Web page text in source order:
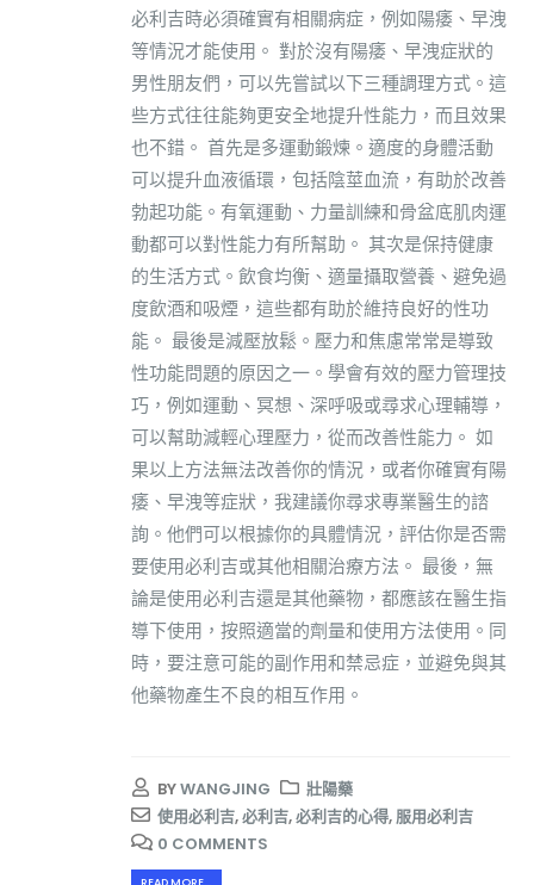
必利吉時必須確實有相關病症，例如陽痿、早洩
等情況才能使用。 對於沒有陽痿、早洩症狀的
男性朋友們，可以先嘗試以下三種調理方式。這
些方式往往能夠更安全地提升性能力，而且效果
也不錯。 首先是多運動鍛煉。適度的身體活動
可以提升血液循環，包括陰莖血流，有助於改善
勃起功能。有氧運動、力量訓練和骨盆底肌肉運
動都可以對性能力有所幫助。 其次是保持健康
的生活方式。飲食均衡、適量攝取營養、避免過
度飲酒和吸煙，這些都有助於維持良好的性功
能。 最後是減壓放鬆。壓力和焦慮常常是導致
性功能問題的原因之一。學會有效的壓力管理技
巧，例如運動、冥想、深呼吸或尋求心理輔導，
可以幫助減輕心理壓力，從而改善性能力。 如
果以上方法無法改善你的情況，或者你確實有陽
痿、早洩等症狀，我建議你尋求專業醫生的諮
詢。他們可以根據你的具體情況，評估你是否需
要使用必利吉或其他相關治療方法。 最後，無
論是使用必利吉還是其他藥物，都應該在醫生指
導下使用，按照適當的劑量和使用方法使用。同
時，要注意可能的副作用和禁忌症，並避免與其
他藥物產生不良的相互作用。
BYWANGJING
壯陽藥
使用必利吉,必利吉,必利吉的心得,服用必利吉
0 COMMENTS